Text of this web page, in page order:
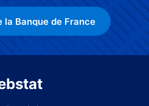
la Banque de France